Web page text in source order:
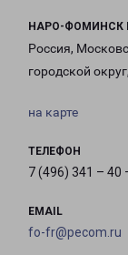
НАРО-ФОМИНСК
Россия,
городской
на карте
ТЕЛЕФОН
7 (496) 341 – 40
EMAIL
fo-fr@pecom.ru